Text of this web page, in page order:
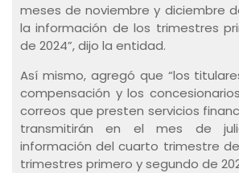
meses de noviembre y diciembre
la información de los trimestres
de 2024”, dijo la entidad.
Así mismo, agregó que “los
compensación y los
correos que presten servicios
transmitirán en el mes de
información del cuarto trimestre
trimestres primero y segundo de